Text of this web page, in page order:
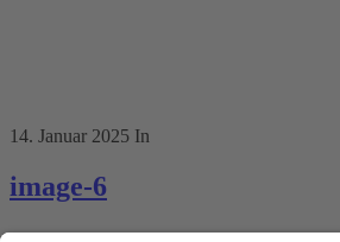
14. Januar 2025 In
image-6